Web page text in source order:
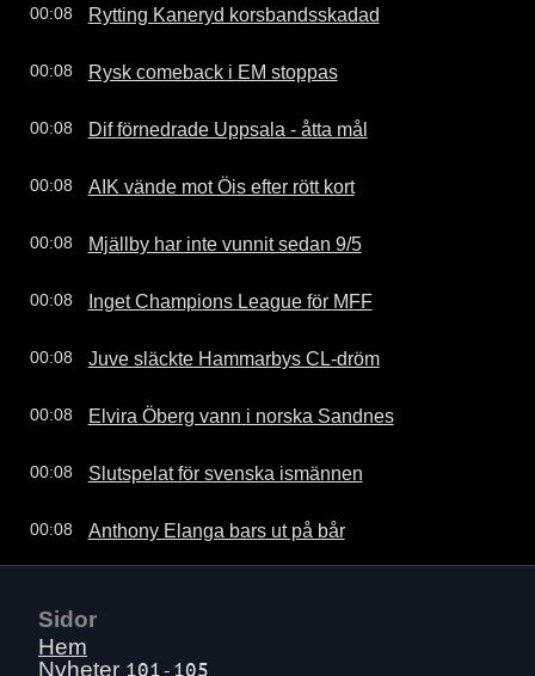
00:08 Rytting Kaneryd korsbandsskadad
00:08 Rysk comeback i EM stoppas
00:08 Dif förnedrade Uppsala - åtta mål
00:08 AIK vände mot Öis efter rött kort
00:08 Mjällby har inte vunnit sedan 9/5
00:08 Inget Champions League för MFF
00:08 Juve släckte Hammarbys CL-dröm
00:08 Elvira Öberg vann i norska Sandnes
00:08 Slutspelat för svenska ismännen
00:08 Anthony Elanga bars ut på bår
Sidor
Hem
Nyheter 101-105